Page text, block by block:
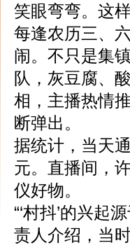
笑眼弯弯。这
每逢农历三、
闹。不只是集
队，灰豆腐、
相，主播热情
断弹出。
据统计，当天
元。直播间，
仪好物。
“‘村抖’的兴起
责人介绍，当